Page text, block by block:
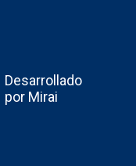
Desarrollado
por Mirai